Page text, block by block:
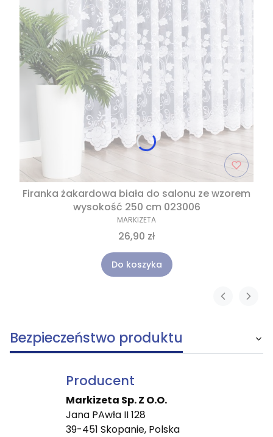
Firanka żakardowa biała do salonu ze wzorem
wysokość 250 cm 023006
MARKIZETA
26,90 zł
Do koszyka
Bezpieczeństwo produktu
Producent
Markizeta Sp. Z O.O.
Jana PAwła II 128
39-451 Skopanie, Polska